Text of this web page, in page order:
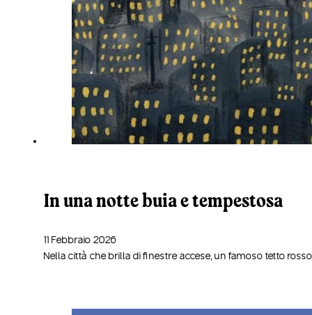
In una notte buia e tempestosa
11 Febbraio 2026
Nella città che brilla di finestre accese, un famoso tetto